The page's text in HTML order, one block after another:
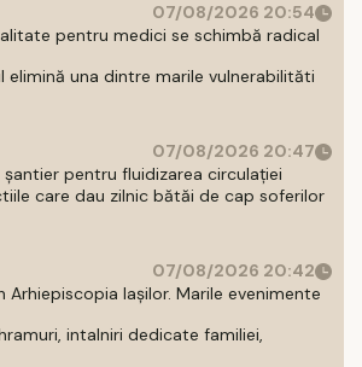
07/08/2026 20:54
pentru medici se schimbă radical
elimină una dintre marile vulnerabilităti
07/08/2026 20:47
pentru fluidizarea circulației
care dau zilnic bătăi de cap soferilor
07/08/2026 20:42
Arhiepiscopia Iașilor. Marile evenimente
intalniri dedicate familiei,